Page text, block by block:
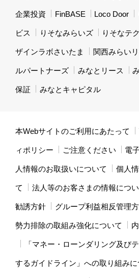
企業投資 FinBASE Loco Door
ビス りそなみらいズ りそなテ
ザインラボさいたま 関西みらい
ルパートナーズ みなとリース
保証 みなとキャピタル
本Webサイトのご利用にあたって
ィポリシー ご注意ください 電
人情報のお取扱いについて 個人
て 法人等のお客さまの情報につ
勧誘方針 グループ利益相反管理
勢力排除の取組み強化について
「マネー・ローンダリング及び
するガイドライン」への取り組みに